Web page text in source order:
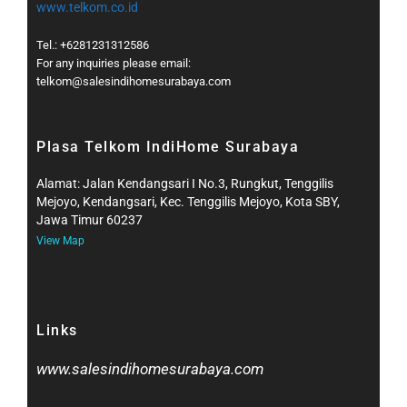
www.telkom.co.id
Tel.: +6281231312586
For any inquiries please email:
telkom@salesindihomesurabaya.com​
Plasa Telkom IndiHome Surabaya
Alamat: Jalan Kendangsari I No.3, Rungkut, Tenggilis
Mejoyo, Kendangsari, Kec. Tenggilis Mejoyo, Kota SBY,
Jawa Timur 60237
View Map
Links
www.salesindihomesurabaya.com​